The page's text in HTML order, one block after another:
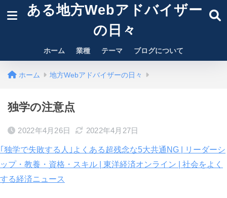
ある地方Webアドバイザー
の日々
ホーム 業種 テーマ ブログについて
ホーム 地方Webアドバイザーの日々
独学の注意点
2022年4月26日 2022年4月27日
｢独学で失敗する人｣よくある超残念な5大共通NG | リーダーシ
ップ・教養・資格・スキル | 東洋経済オンライン | 社会をよく
する経済ニュース